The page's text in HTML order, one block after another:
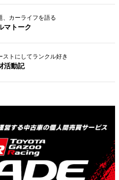
、カーライフを語る
マトーク
ストにしてランクル好き
活動記